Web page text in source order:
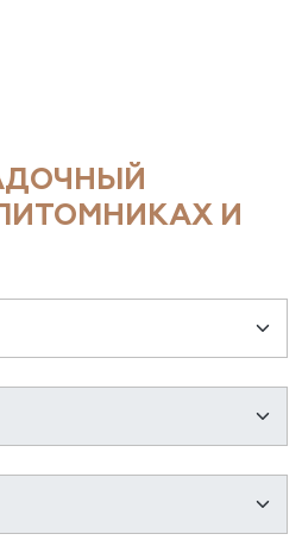
И